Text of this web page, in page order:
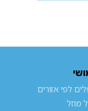
לפי אזורים
מוזל